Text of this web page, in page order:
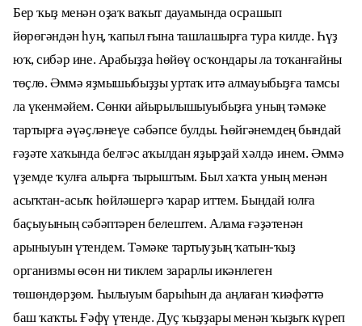
Бер ҡыҙ менән оҙаҡ ваҡыт дауамында осрашып
йөрөгәндән һуң, ҡапыл ғына ташлашырға тура килде. Һүҙ
юҡ, сибәр ине. Арабыҙҙа һөйөү осҡондары ла тоҡанғайны
төҫлө. Әммә яҙмышыбыҙҙы уртаҡ итә алмауыбыҙға тамсы
ла үкенмәйем. Сөнки айырылышыуыбыҙға уның тәмәке
тартырға әүәҫләнеүе сәбәпсе булды. Һөйгәнемдең бындай
ғәҙәте хаҡында белгәс аҡылдан яҙырҙай хәлдә инем. Әммә
үҙемде ҡулға алырға тырыштым. Был хаҡта уның менән
асыҡтан-асыҡ һөйләшергә ҡарар иттем. Бындай юлға
баҫыуының сәбәптәрен белештем. Алама ғәҙәтенән
арыныуын үтендем. Тәмәке тартыуҙың ҡатын-ҡыҙ
организмы өсөн ни тиклем зарарлы икәнлеген
төшөндөрҙөм. Һылыуым барыһын да аңлаған ҡиәфәттә
баш ҡаҡты. Ғәфү үтенде. Дуҫ ҡыҙҙары менән ҡыҙыҡ күреп